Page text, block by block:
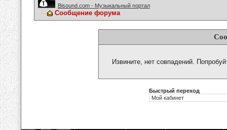
Bisound.com - Музыкальный портал
Сообщение форума
Извините, нет совпадений.
Быстрый переход